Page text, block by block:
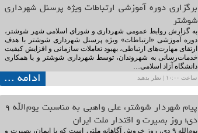
پیام شهردار شوشتر، علی واهبی به مناسبت یوم‌الله ۹
دی؛ روز بصیرت و اقتدار ملت ایران
یوم‌الله ۹ دی، روز خروش آگاهانه ملتی است که با ایمان، بصیرت و
برگزاری دوره آموزشی ارتباطات ویژه پرسنل شهرداری
شوشتر
به گزارش روابط عمومی شهرداری و شورای اسلامی شهر شوشتر،
دوره آموزشی «ارتباطات» ویژه پرسنل شهرداری شوشتر با هدف
ارتقای مهارت‌های ارتباطی، بهبود تعاملات سازمانی و افزایش کیفیت
خدمات‌رسانی به شهروندان، توسط شهرداری شوشتر و با همکاری
دانشگاه آزاد اسلامی…
نظر بدهید ادامه ...